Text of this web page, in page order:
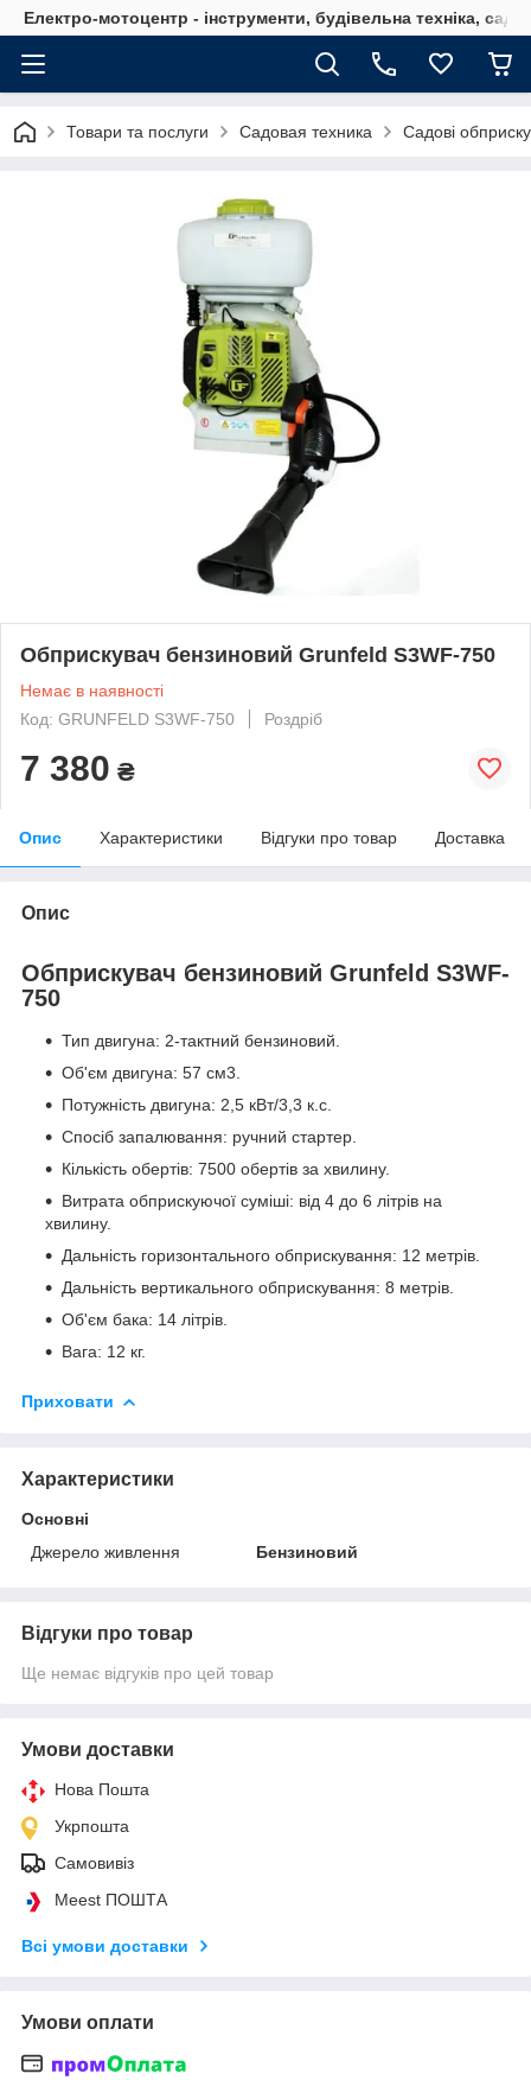
Електро-мотоцентр - інструменти, будівельна техніка,
Товари та послуги Садовая техника Садові
Обприскувач бензиновий Grunfeld S3WF-750
Немає в наявності
Код: GRUNFELD S3WF-750
Роздріб
7 380 ₴
Опис Характеристики Відгуки про товар Доставка
Опис
Обприскувач бензиновий Grunfeld S3WF-
750
Тип двигуна: 2-тактний бензиновий.
Об'єм двигуна: 57 см3.
Потужність двигуна: 2,5 кВт/3,3 к.с.
Спосіб запалювання: ручний стартер.
Кількість обертів: 7500 обертів за хвилину.
Витрата обприскуючої суміші: від 4 до 6 літрів на
хвилину.
Дальність горизонтального обприскування: 12 метрів.
Дальність вертикального обприскування: 8 метрів.
Об'єм бака: 14 літрів.
Вага: 12 кг.
Приховати
Характеристики
Основні
Джерело живлення
Бензиновий
Відгуки про товар
Ще немає відгуків про цей товар
Умови доставки
Нова Пошта
Укрпошта
Самовивіз
Meest ПОШТА
Всі умови доставки
Умови оплати